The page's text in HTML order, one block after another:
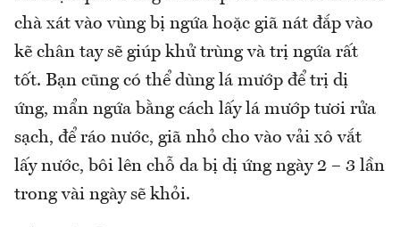
chà xát vào vùng bị ngứa hoặc giã nát đắp vào
kẽ chân tay sẽ giúp khử trùng và trị ngứa rất
tốt. Bạn cũng có thể dùng lá mướp để trị dị
ứng, mẩn ngứa bằng cách lấy lá mướp tươi rửa
sạch, để ráo nước, giã nhỏ cho vào vải xô vắt
lấy nước, bôi lên chỗ da bị dị ứng ngày 2 – 3 lần
trong vài ngày sẽ khỏi.